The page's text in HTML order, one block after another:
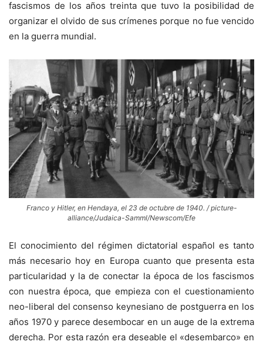
fascismos de los años treinta que tuvo la posibilidad de
organizar el olvido de sus crímenes porque no fue vencido
en la guerra mundial.
Franco y Hitler, en Hendaya, el 23 de octubre de 1940. / picture-
alliance/Judaica-Samml/Newscom/Efe
El conocimiento del régimen dictatorial español es tanto
más necesario hoy en Europa cuanto que presenta esta
particularidad y la de conectar la época de los fascismos
con nuestra época, que empieza con el cuestionamiento
neo-liberal del consenso keynesiano de postguerra en los
años 1970 y parece desembocar en un auge de la extrema
derecha. Por esta razón era deseable el «desembarco» en